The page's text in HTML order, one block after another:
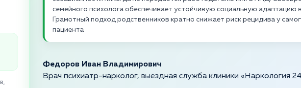
семейного психолога обеспечивает устойчивую социальную адаптацию
Грамотный подход родственников кратно снижает риск рецидива у
пациента
Федоров Иван Владимирович
Врач психиатр-нарколог, выездная служба клиники «Наркология